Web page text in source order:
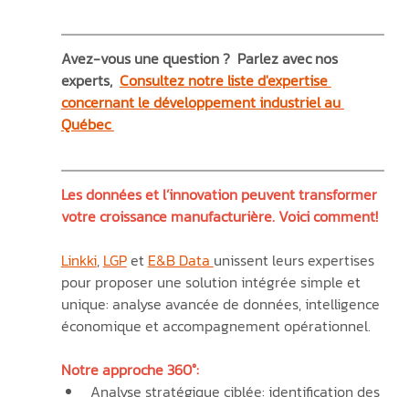
Avez-vous une question ?  Parlez avec nos
experts, Consultez notre liste d'expertise
concernant le développement industriel au
Québec
Les données et l’innovation peuvent transformer
votre croissance manufacturière. Voici comment!
Linkki, LGP et E&B Data unissent leurs expertises
pour proposer une solution intégrée simple et
unique: analyse avancée de données, intelligence
économique et accompagnement opérationnel.
Notre approche 360°:
Analyse stratégique ciblée: identification des